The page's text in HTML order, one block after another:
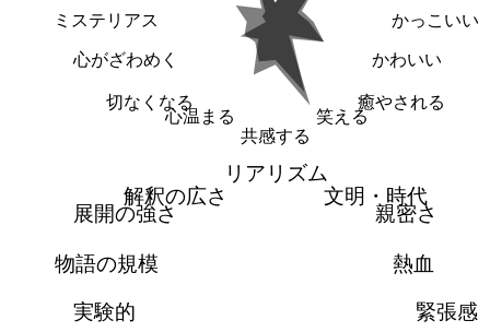
かっこいい
かわいい
癒やされる
笑える
共感する
心温まる
切なくなる
心がざわめく
ミステリアス
リアリズム
文明・時代
親密さ
熱血
緊張感
実験的
物語の規模
展開の強さ
解釈の広さ